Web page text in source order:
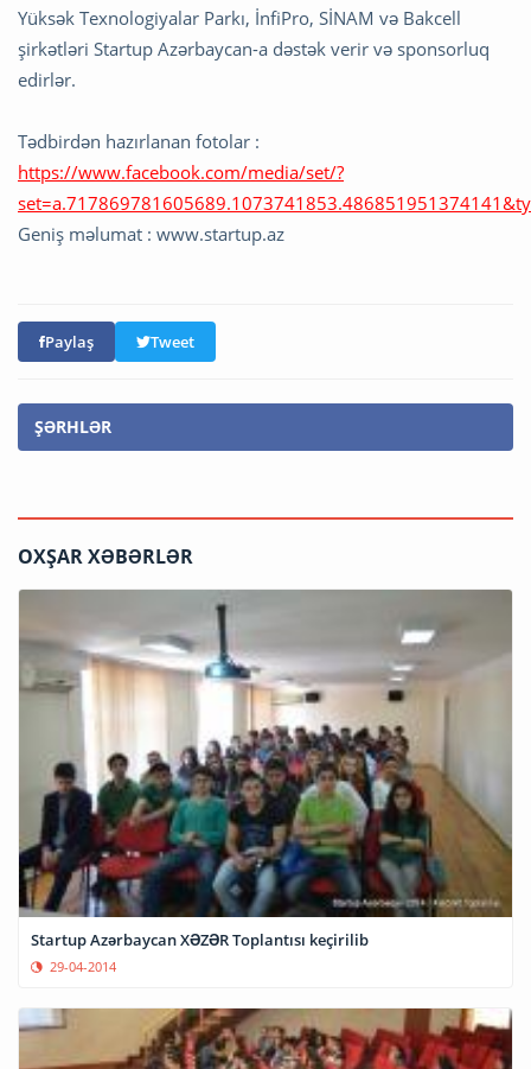
Yüksək Texnologiyalar Parkı, İnfiPro, SİNAM və Bakcell
şirkətləri Startup Azərbaycan-a dəstək verir və sponsorluq
edirlər.
Tədbirdən hazırlanan fotolar :
https://www.facebook.com/media/set/?
Geniş məlumat : www.startup.az
Paylaş Tweet
ŞƏRHLƏR
OXŞAR XƏBƏRLƏR
Startup Azərbaycan XƏZƏR Toplantısı keçirilib
29-04-2014